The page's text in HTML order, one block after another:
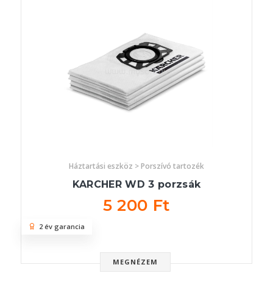
Háztartási eszköz > Porszívó tartozék
KARCHER WD 3 porzsák
5 200 Ft
MEGNÉZEM
2 év garancia